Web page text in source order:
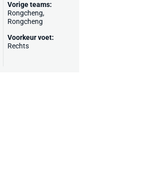
Vorige teams:
Rongcheng,
Rongcheng
Voorkeur voet:
Rechts